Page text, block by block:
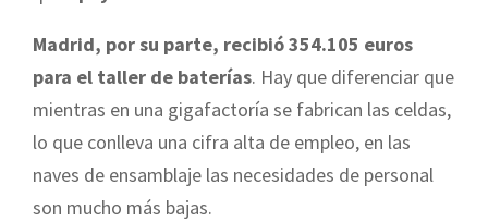
Madrid, por su parte, recibió 354.105 euros
para el taller de baterías. Hay que diferenciar que
mientras en una gigafactoría se fabrican las celdas,
lo que conlleva una cifra alta de empleo, en las
naves de ensamblaje las necesidades de personal
son mucho más bajas.